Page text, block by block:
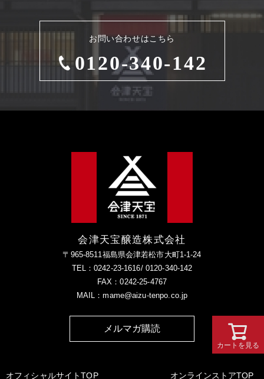
お問い合わせはこちら
0120-340-142
会津天宝醸造株式会社
〒965-8511福島県会津若松市大町1-1-24
TEL：0242-23-1616/ 0120-340-142
FAX：0242-25-4767
MAIL：mame@aizu-tenpo.co.jp
メルマガ購読
オフィシャルサイトTOP オンラインストアTOP
カートを見る